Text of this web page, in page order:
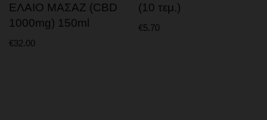
ΕΛΑΙΟ ΜΑΣΑΖ (CBD
1000mg) 150ml
€32.00
(10 τεμ.)
€5.70